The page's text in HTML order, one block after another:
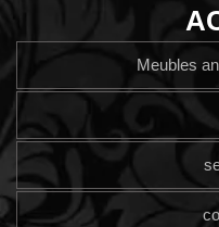
Meubles